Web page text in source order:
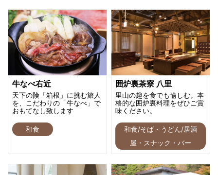
牛なべ右近
天下の険「箱根」に挑む旅人
を、こだわりの「牛なべ」で
おもてなし致します
和食
囲炉裏茶寮 八里
里山の趣を食でも愉しむ。本
格的な囲炉裏料理をぜひご賞
味ください。
和食/そば・うどん/居酒
屋・スナック・バー